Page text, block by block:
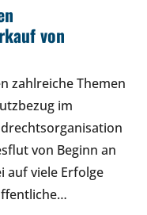
von
zahlreiche Themen
im
von Beginn an
auf viele Erfolge